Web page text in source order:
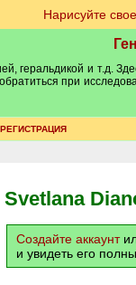
Нарисуйте
геральдикой и т.д.
при
РЕГИСТРАЦИЯ
Svetlana
Создайте аккаунт
и увидеть его